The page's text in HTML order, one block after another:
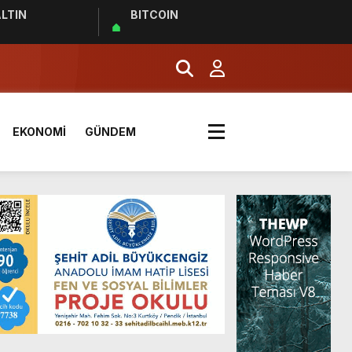
BITCOIN
Ziyaret Etti
EKONOMİ GÜNDEM